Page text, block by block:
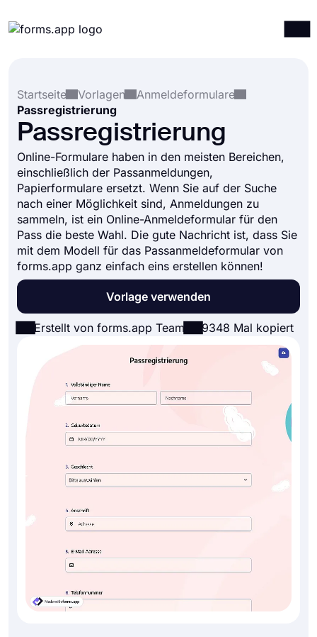
Integrationen
Vorlagen
Ressourcen
Preise
Startseite
Vorlagen
Anmeldeformulare
Passregistrierung
Passregistrierung
Online-Formulare haben in den meisten Bereichen,
einschließlich der Passanmeldungen,
Papierformulare ersetzt. Wenn Sie auf der Suche
nach einer Möglichkeit sind, Anmeldungen zu
sammeln, ist ein Online-Anmeldeformular für den
Pass die beste Wahl. Die gute Nachricht ist, dass Sie
mit dem Modell für das Passanmeldeformular von
forms.app ganz einfach eins erstellen können!
Vorlage verwenden
Erstellt von forms.app Team 9348 Mal kopiert